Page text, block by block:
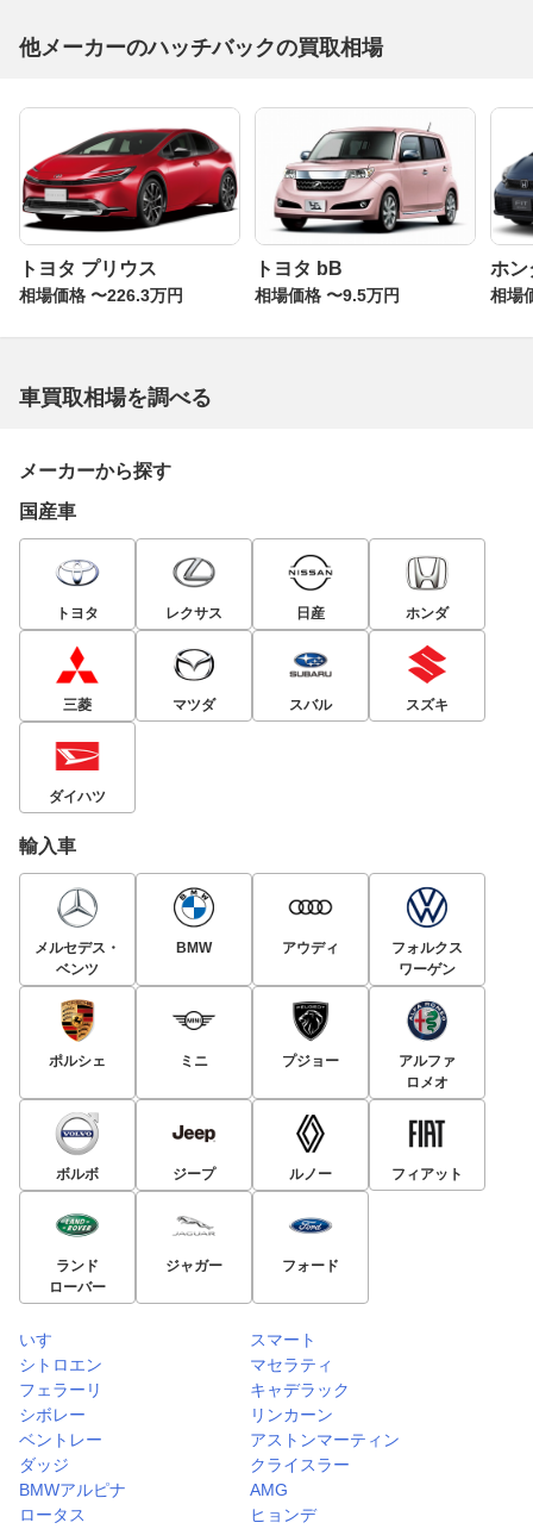
他メーカーのハッチバックの買取相場
トヨタ プリウス
相場価格 〜226.3万円
トヨタ bB
相場価格 〜9.5万円
ホン
相場
車買取相場を調べる
メーカーから探す
国産車
トヨタ レクサス 日産 ホンダ
三菱 マツダ スバル スズキ
ダイハツ
輸入車
メルセデス・
ベンツ
BMW アウディ
フォルクス
ワーゲン
ポルシェ ミニ プジョー
アルファ
ロメオ
ボルボ ジープ ルノー フィアット
ランド
ローバー
ジャガー フォード
いすゞ
スマート
シトロエン
マセラティ
フェラーリ
キャデラック
シボレー
リンカーン
ベントレー
アストンマーティン
ダッジ
クライスラー
BMWアルピナ
AMG
ロータス
ヒョンデ